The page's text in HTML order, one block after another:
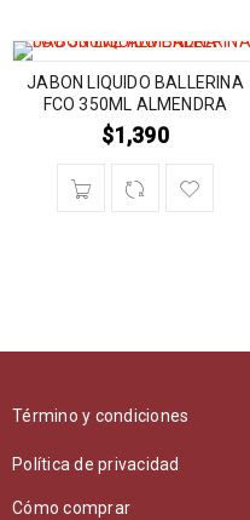
JABON LIQUIDO BALLERINA
FCO 350ML ALMENDRA
$1,390
Término y condiciones
Política de privacidad
Cómo comprar